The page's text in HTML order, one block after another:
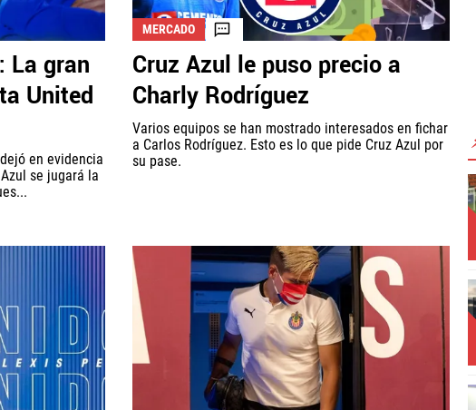
La gran
United
en evidencia
se jugará la
MERCADO
Cruz Azul le puso precio a
Charly Rodríguez
Varios equipos se han mostrado interesados en fichar
a Carlos Rodríguez. Esto es lo que pide Cruz Azul por
su pase.